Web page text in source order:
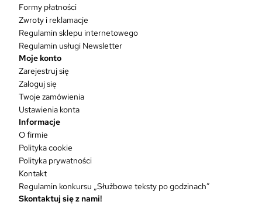
m
n
Formy płatności
Zwroty i reklamacje
Regulamin sklepu internetowego
Regulamin usługi Newsletter
Moje konto
Zarejestruj się
Zaloguj się
Twoje zamówienia
Ustawienia konta
Informacje
O firmie
Polityka cookie
Polityka prywatności
Kontakt
Regulamin konkursu „Służbowe teksty po godzinach”
Skontaktuj się z nami!